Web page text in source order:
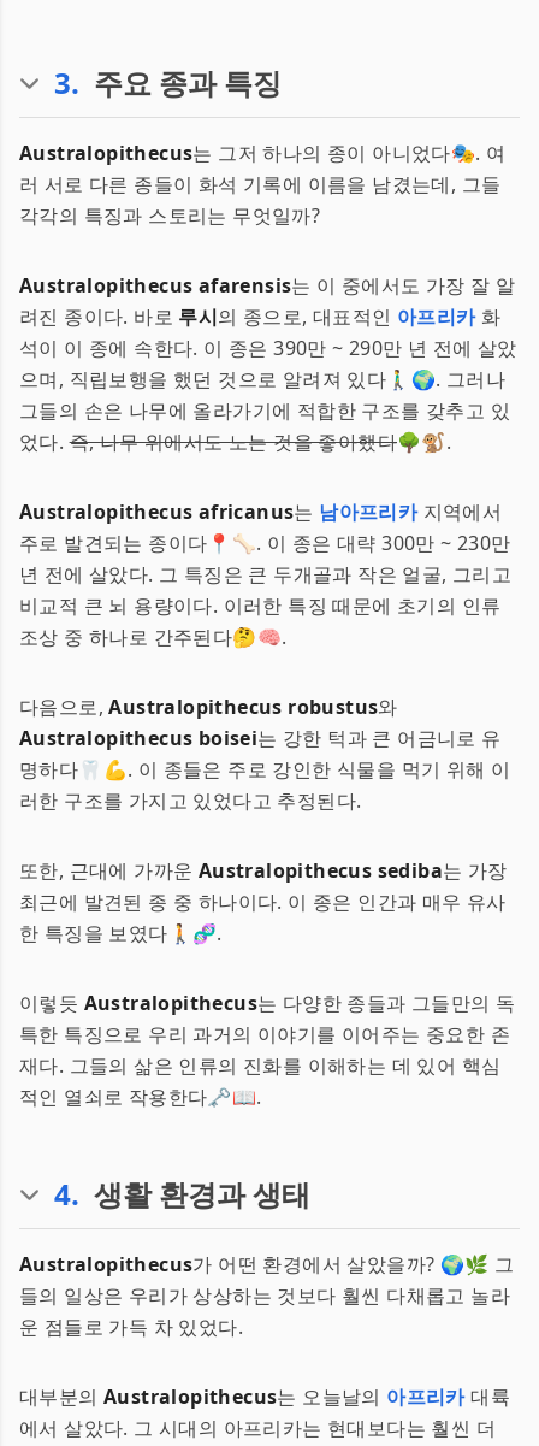
3. 주요 종과 특징
Australopithecus는 그저 하나의 종이 아니었다🎭. 여
러 서로 다른 종들이 화석 기록에 이름을 남겼는데, 그들
각각의 특징과 스토리는 무엇일까?
Australopithecus afarensis는 이 중에서도 가장 잘 알
려진 종이다. 바로 루시의 종으로, 대표적인 아프리카화
석이 이 종에 속한다. 이 종은 390만 ~ 290만 년 전에 살았
으며, 직립보행을 했던 것으로 알려져 있다🚶‍♂️🌍. 그러나
그들의 손은 나무에 올라가기에 적합한 구조를 갖추고 있
었다.즉, 나무 위에서도 노는 것을 좋아했다🌳🐒.
Australopithecus africanus는 남아프리카지역에서
주로 발견되는 종이다📍🦴. 이 종은 대략 300만 ~ 230만
년 전에 살았다. 그 특징은 큰 두개골과 작은 얼굴, 그리고
비교적 큰 뇌 용량이다. 이러한 특징 때문에 초기의 인류
조상 중 하나로 간주된다🤔🧠.
다음으로,Australopithecus robustus와
Australopithecus boisei는 강한 턱과 큰 어금니로 유
명하다🦷💪. 이 종들은 주로 강인한 식물을 먹기 위해 이
러한 구조를 가지고 있었다고 추정된다.
또한, 근대에 가까운 Australopithecus sediba는 가장
최근에 발견된 종 중 하나이다. 이 종은 인간과 매우 유사
한 특징을 보였다🚶🧬.
이렇듯 Australopithecus는 다양한 종들과 그들만의 독
특한 특징으로 우리 과거의 이야기를 이어주는 중요한 존
재다. 그들의 삶은 인류의 진화를 이해하는 데 있어 핵심
적인 열쇠로 작용한다🗝️📖.
4. 생활 환경과 생태
Australopithecus가 어떤 환경에서 살았을까? 🌍🌿 그
들의 일상은 우리가 상상하는 것보다 훨씬 다채롭고 놀라
운 점들로 가득 차 있었다.
대부분의 Australopithecus는 오늘날의 아프리카대륙
에서 살았다. 그 시대의 아프리카는 현대보다는 훨씬 더